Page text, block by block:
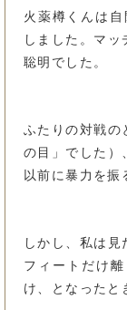
火薬樽くんは
しました。マ
聡明でした。
ふたりの対戦の
の目」でした）
以前に暴力を振
しかし、私は
フィートだけ
け、となったと